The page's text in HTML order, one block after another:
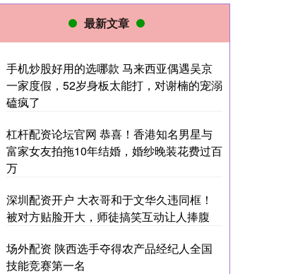
最新文章
手机炒股好用的选哪款 马来西亚偶遇吴京
一家度假，52岁身板太能打，对谢楠的宠溺
磕疯了
杠杆配资论坛官网 恭喜！香港知名男星与
富家女友拍拖10年结婚，婚纱晚装花费过百
万
深圳配资开户 大衣哥和于文华久违同框！
被对方贴脸开大，师徒搞笑互动让人捧腹
场外配资 陕西选手夺得农产品经纪人全国
技能竞赛第一名